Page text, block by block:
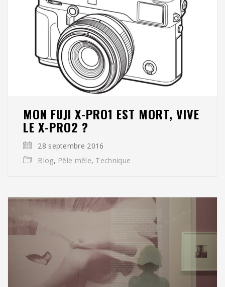
MON FUJI X-PRO1 EST MORT, VIVE
LE X-PRO2 ?
28 septembre 2016
Blog, Pêle mêle, Technique